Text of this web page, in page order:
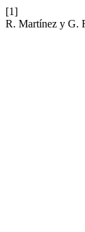
[1]
R. Martínez y